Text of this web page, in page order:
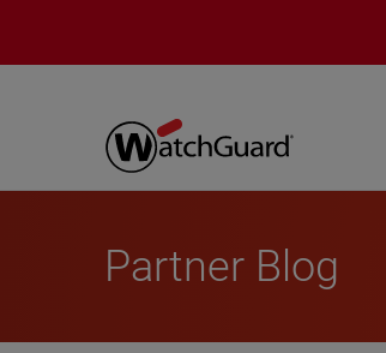
Partner Blog